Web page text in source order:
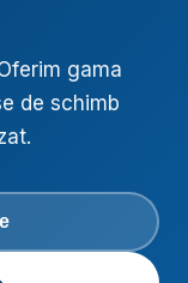
gama
de schimb